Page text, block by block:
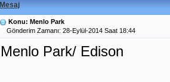
Mesaj
Konu: Menlo Park
Gönderim Zamanı: 28-Eylül-2014 Saat 18:44
Menlo Park/ Edison